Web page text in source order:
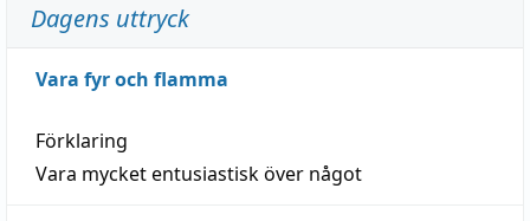
Dagens uttryck
Vara fyr och flamma
Förklaring
Vara mycket entusiastisk över något